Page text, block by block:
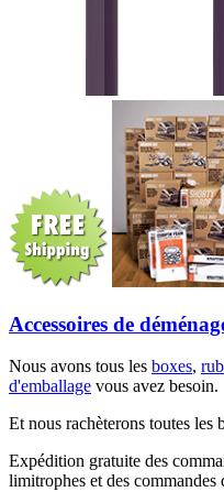
Accessoires de
Nous avons tous les boxes,
d'emballage vous avez besoin.
Et nous rachèterons toutes les
Expédition gratuite des
limitrophes et des commandes